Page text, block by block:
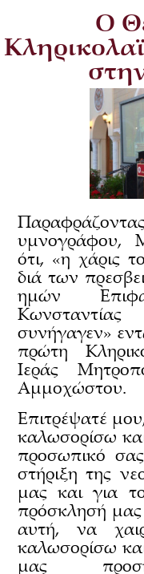
Ο
υμνογράφου,
ότι, «η χάρις
διά των
ημών
συνήγαγεν»
πρώτη
Ιεράς
Αμμοχώστου.
Επιτρέψατέ
καλωσορίσω
προσωπικό
στήριξη της
μας και για
πρόσκλησή
αυτή, να
καλωσορίσω
μας